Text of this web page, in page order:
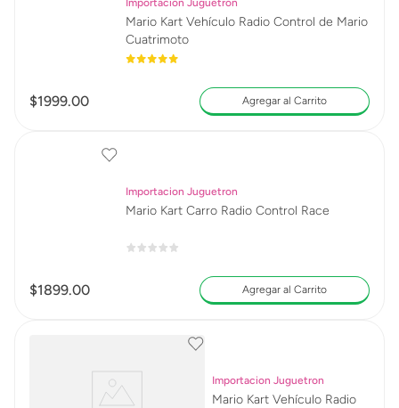
Mario Kart Vehículo Radio Control de Mario
Cuatrimoto
$1999.00 Agregar al Carrito
Importacion Juguetron
Mario Kart Carro Radio Control Race
$1899.00 Agregar al Carrito
Importacion Juguetron
Mario Kart Vehículo Radio